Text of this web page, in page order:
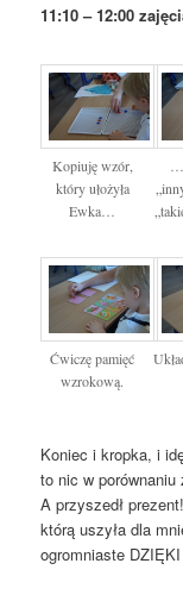
11:10 – 12:00
Kopiuję wzór,
który ułożyła
Ewka…
Ćwiczę pamięć
wzrokową.
Koniec i kropka, i
to nic w
A przyszedł
którą uszyła dla
ogromniaste